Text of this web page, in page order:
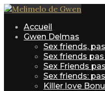
Accueil
Gwen Delmas
Sex friends,
Sex friends
Sex Friends
Sex friends:
Killer love